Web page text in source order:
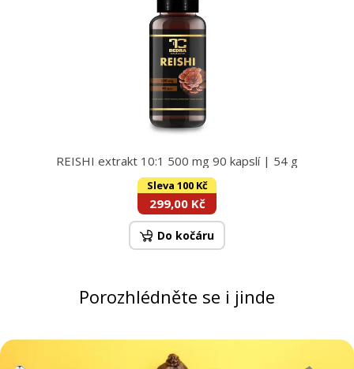
REISHI extrakt 10:1 500 mg 90 kapslí | 54 g
Sleva 100 Kč
299,00 Kč
Do kočáru
Porozhlédněte se i jinde